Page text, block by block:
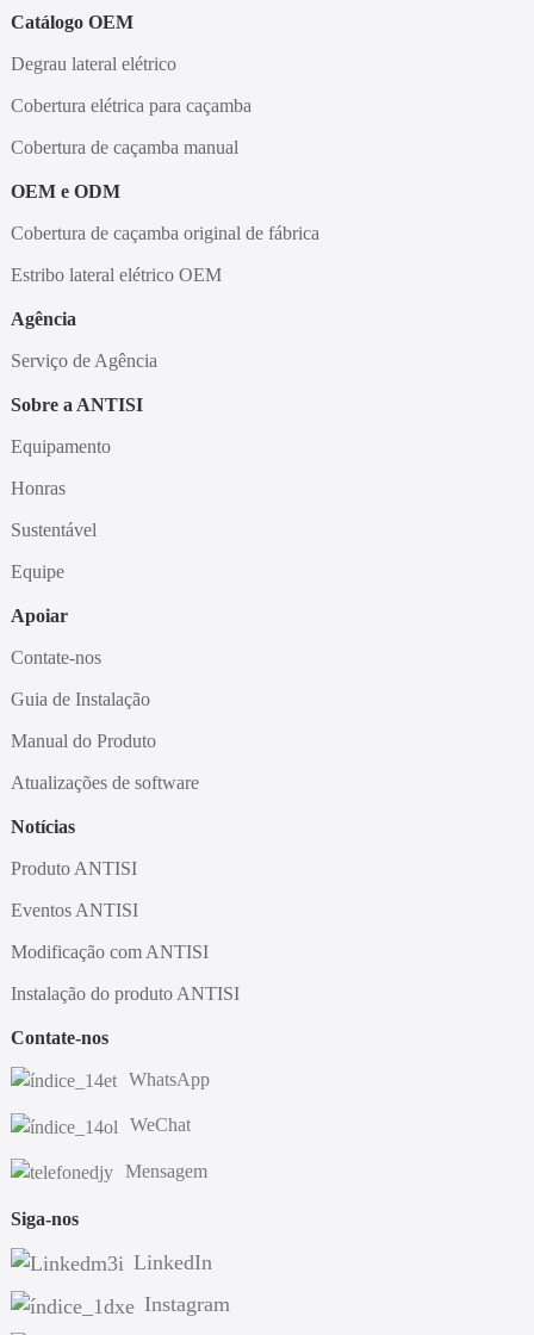
Catálogo OEM
Degrau lateral elétrico
Cobertura elétrica para caçamba
Cobertura de caçamba manual
OEM e ODM
Cobertura de caçamba original de fábrica
Estribo lateral elétrico OEM
Agência
Serviço de Agência
Sobre a ANTISI
Equipamento
Honras
Sustentável
Equipe
Apoiar
Contate-nos
Guia de Instalação
Manual do Produto
Atualizações de software
Notícias
Produto ANTISI
Eventos ANTISI
Modificação com ANTISI
Instalação do produto ANTISI
Contate-nos
WhatsApp
WeChat
Mensagem
Siga-nos
LinkedIn
Instagram